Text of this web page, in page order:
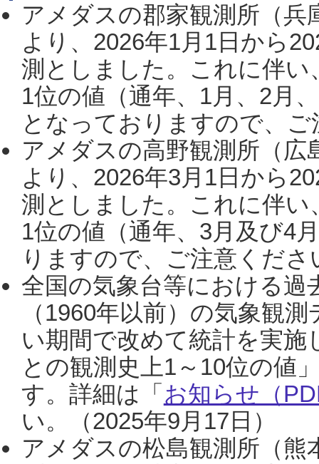
アメダスの郡家観測所（
より、2026年1月1日から
測としました。これに伴い
1位の値（通年、1月、2月
となっておりますので、
アメダスの高野観測所（
より、2026年3月1日から
測としました。これに伴い
1位の値（通年、3月及び4
りますので、ご注意くだ
全国の気象台等における過
（1960年以前）の気象観
い期間で改めて統計を実
との観測史上1～10位の値
す。詳細は「 お知らせ（
い。（2025年9月17日）
アメダスの松島観測所（熊